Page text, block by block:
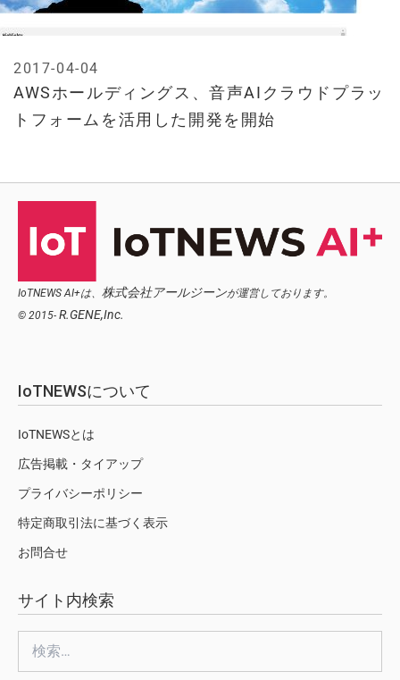
AWSホールディングス、音声AIクラウドプラッ
トフォームを活用した開発を開始
2017-04-04
IoTNEWS AI+は、 株式会社アールジーンが運営しております。
© 2015- R.GENE,Inc.
IoTNEWSについて
IoTNEWSとは
広告掲載・タイアップ
プライバシーポリシー
特定商取引法に基づく表示
お問合せ
サイト内検索
索: